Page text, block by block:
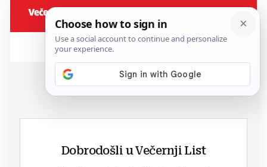
Dobrodošli u Večernji List